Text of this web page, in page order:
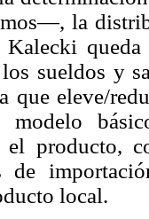
la
Kalecki
sueldos y
que eleve/
modelo
el producto,
de
local.